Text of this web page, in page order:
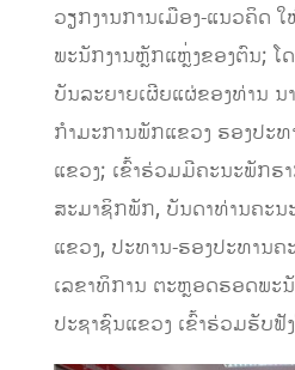
ວຽກງານການເມືອງ-ແນວຄິດ
ພະນັກງານຫຼັກແຫຼ່ງຂອງຕົນ; ໂ
ບັນລະຍາຍເຜີຍແຜ່ຂອງທ່ານ ນ
ກໍາມະການພັກແຂວງ ຮອງປະທ
ແຂວງ; ເຂົ້າຮ່ວມມີຄະນະພັກ
ສະມາຊິກພັກ, ບັນດາທ່ານຄະນ
ແຂວງ, ປະທານ-ຮອງປະທານຄ
ເລຂາທິການ ຕະຫຼອດຮອດພະນັ
ປະຊາຊົນແຂວງ ເຂົ້າຮ່ວມຮັບຟັ